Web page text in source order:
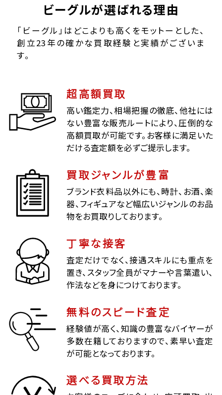
ビーグルが選ばれる理由
「ビーグル」はどこよりも高くをモットーとした、
創立23年の確かな買取経験と実績がございま
す。
超高額買取
高い鑑定力、相場把握の徹底、他社には
ない豊富な販売ルートにより、圧倒的な
高額買取が可能です。お客様に満足いた
だける査定額を必ずご提示します。
買取ジャンルが豊富
ブランド衣料品以外にも、時計、お酒、楽
器、フィギュアなど幅広いジャンルのお品
物をお買取りしております。
丁寧な接客
査定だけでなく、接遇スキルにも重点を
置き、スタッフ全員がマナーや言葉遣い、
作法などを身につけております。
無料のスピード査定
経験値が高く、知識の豊富なバイヤーが
多数在籍しておりますので、素早い査定
が可能となっております。
選べる買取方法